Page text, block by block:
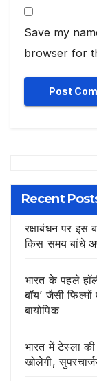
Save my
browser for
Recent
रक्षाबंधन पर इस
किस समय बांधे
भारत के पहले
बॉय’ जैसी
बायोपिक
भारत में टेस्ला
खोलेगी,